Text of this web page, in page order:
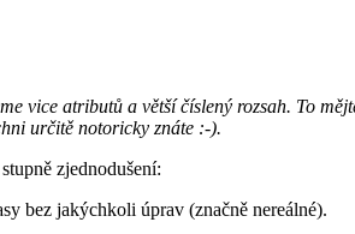
vice atributů a větší číslený rozsah. To
určitě notoricky znáte :-).
zjednodušení:
bez jakýchkoli úprav (značně nereálné).